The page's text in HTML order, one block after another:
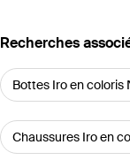
Recherches
Bottes Iro en coloris
Chaussures Iro en